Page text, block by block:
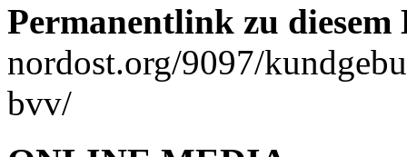
Permanentlink zu
nordost.org/9097/
bvv/